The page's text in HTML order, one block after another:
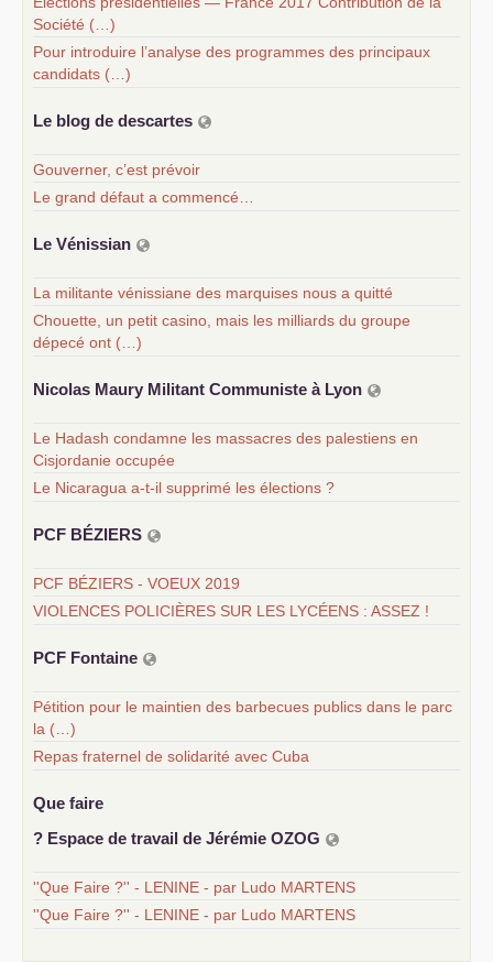
Société (…)
Pour introduire l’analyse des programmes des principaux
candidats (…)
Le blog de descartes
Gouverner, c’est prévoir
Le grand défaut a commencé…
Le Vénissian
La militante vénissiane des marquises nous a quitté
Chouette, un petit casino, mais les milliards du groupe
dépecé ont (…)
Nicolas Maury Militant Communiste à Lyon
Le Hadash condamne les massacres des palestiens en
Cisjordanie occupée
Le Nicaragua a-t-il supprimé les élections ?
PCF BÉZIERS
PCF BÉZIERS - VOEUX 2019
VIOLENCES POLICIÈRES SUR LES LYCÉENS : ASSEZ !
PCF Fontaine
Pétition pour le maintien des barbecues publics dans le parc
la (…)
Repas fraternel de solidarité avec Cuba
Que faire
? Espace de travail de Jérémie OZOG
''Que Faire ?'' - LENINE - par Ludo MARTENS
''Que Faire ?'' - LENINE - par Ludo MARTENS